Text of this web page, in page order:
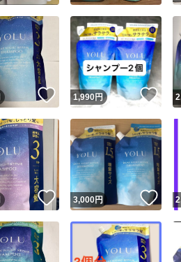
Yahoo!フリマが定めた一定
安心取引出品者
安心取引出品者
取引実績
取引実績◯+
商品画像の 無断転載
コピーは1商品につ
いいね！
1,990円 い
いいね！
3,000円 い